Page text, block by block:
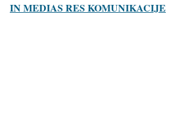
IN MEDIAS RES KOMUNIKACIJE